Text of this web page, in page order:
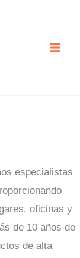
especialistas
oficinas y
de 10 años de
de alta